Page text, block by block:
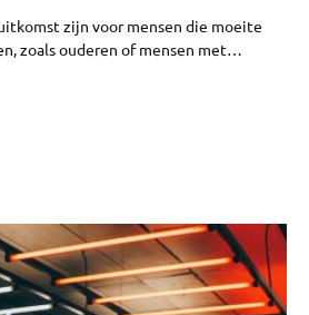
zijn voor mensen die moeite
zoals ouderen of mensen met…